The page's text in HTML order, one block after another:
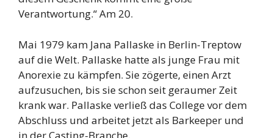
Verantwortung.“ Am 20.
Mai 1979 kam Jana Pallaske in Berlin-Treptow
auf die Welt. Pallaske hatte als junge Frau mit
Anorexie zu kämpfen. Sie zögerte, einen Arzt
aufzusuchen, bis sie schon seit geraumer Zeit
krank war. Pallaske verließ das College vor dem
Abschluss und arbeitet jetzt als Barkeeper und
in der Casting-Branche.